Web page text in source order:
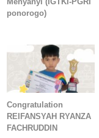
ponorogo)
Congratulation
REIFANSYAH RYANZA
FACHRUDDIN